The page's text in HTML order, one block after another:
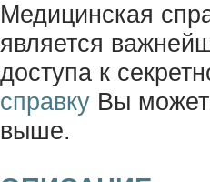
Медицинская
является
доступа к
справку Вы
выше.